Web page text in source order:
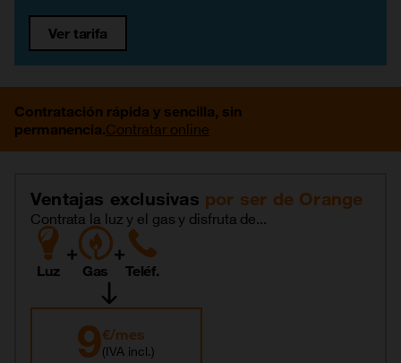
Ver tarifa
Contratación rápida y sencilla, sin
permanencia.Contratar online
Ventajas exclusivas por ser de Orange
Contrata la luz y el gas y disfruta de...
Luz
+
Gas
+
Teléf.
9€/mes
(IVA incl.)